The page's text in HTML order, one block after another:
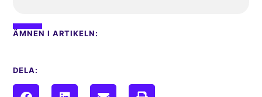
ÄMNEN I ARTIKELN:
DELA: